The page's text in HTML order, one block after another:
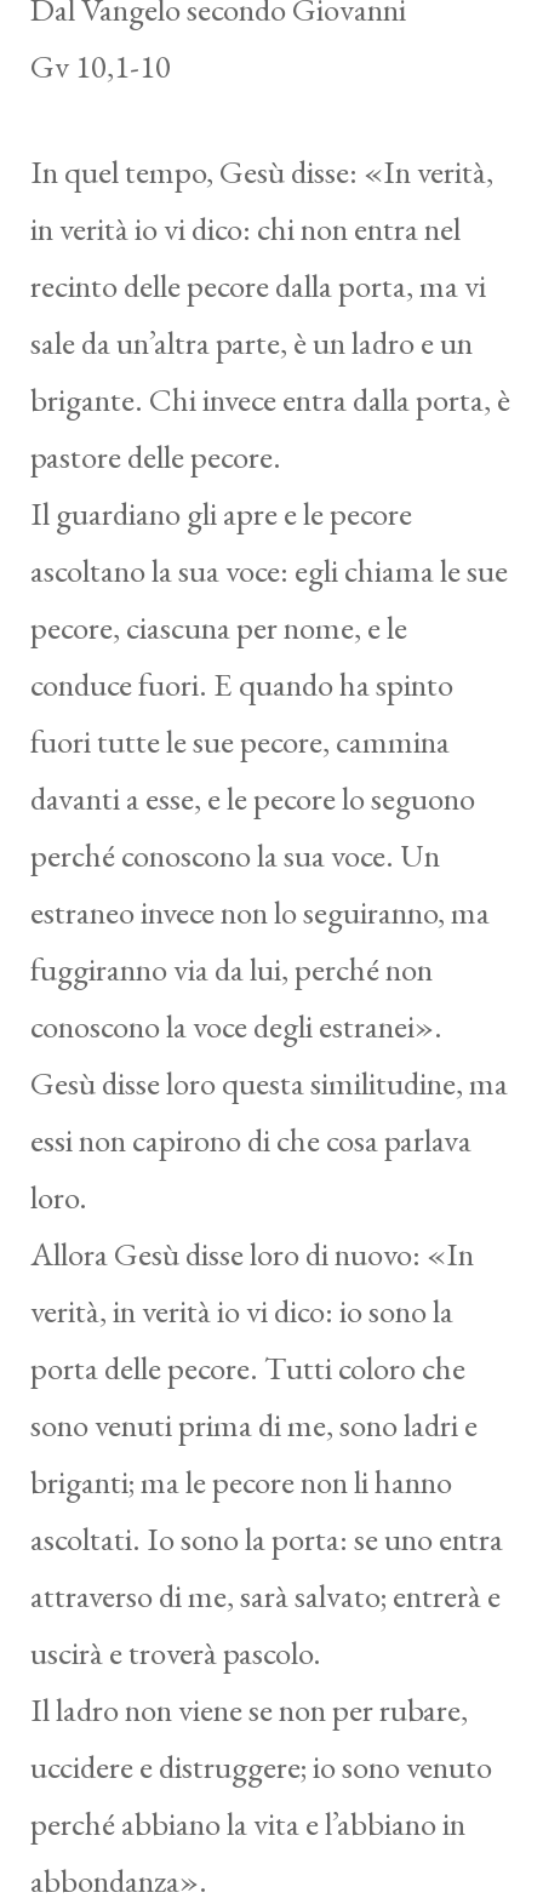
Dal Vangelo secondo Giovanni
Gv 10,1-10
In quel tempo, Gesù disse: «In verità,
in verità io vi dico: chi non entra nel
recinto delle pecore dalla porta, ma vi
sale da un’altra parte, è un ladro e un
brigante. Chi invece entra dalla porta, è
pastore delle pecore.
Il guardiano gli apre e le pecore
ascoltano la sua voce: egli chiama le sue
pecore, ciascuna per nome, e le
conduce fuori. E quando ha spinto
fuori tutte le sue pecore, cammina
davanti a esse, e le pecore lo seguono
perché conoscono la sua voce. Un
estraneo invece non lo seguiranno, ma
fuggiranno via da lui, perché non
conoscono la voce degli estranei».
Gesù disse loro questa similitudine, ma
essi non capirono di che cosa parlava
loro.
Allora Gesù disse loro di nuovo: «In
verità, in verità io vi dico: io sono la
porta delle pecore. Tutti coloro che
sono venuti prima di me, sono ladri e
briganti; ma le pecore non li hanno
ascoltati. Io sono la porta: se uno entra
attraverso di me, sarà salvato; entrerà e
uscirà e troverà pascolo.
Il ladro non viene se non per rubare,
uccidere e distruggere; io sono venuto
perché abbiano la vita e l’abbiano in
abbondanza».